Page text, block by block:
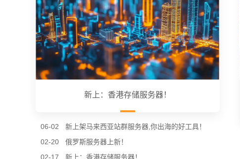
新上：香港存储服务器！
06-02
新上架马来西亚站群服务器,你出海的好工具！
02-20
俄罗斯服务器上新！
02-17
新上：香港存储服务器！